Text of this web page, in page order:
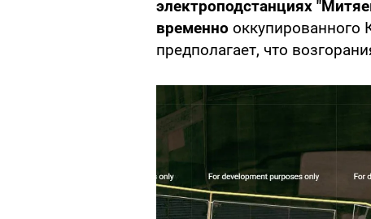
электроподстанциях
временно оккупированного
предполагает, что